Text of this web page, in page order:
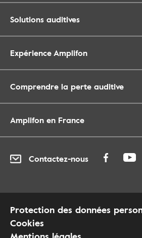
Solutions auditives
Expérience Amplifon
Comprendre la perte auditive
Amplifon en France
Contactez-nous
Protection des données
Cookies